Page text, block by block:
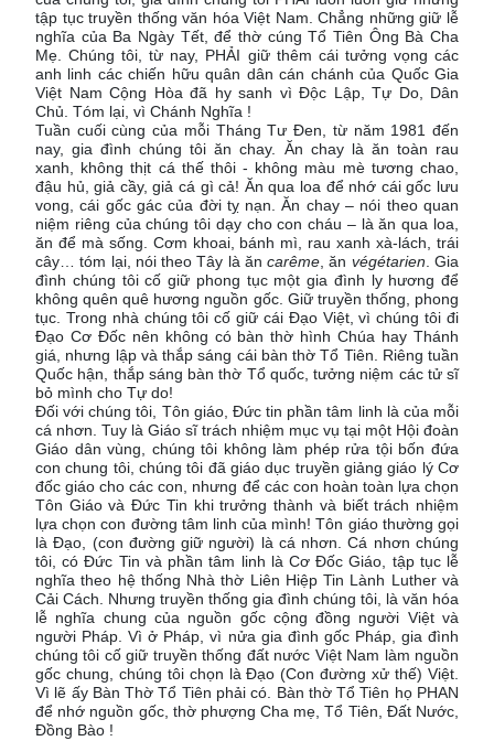
tập tục truyền thống văn hóa Việt Nam. Chẳng những giữ lễ
nghĩa của Ba Ngày Tết, để thờ cúng Tổ Tiên Ông Bà Cha
Mẹ. Chúng tôi, từ nay, PHẢI giữ thêm cái tưởng vọng các
anh linh các chiến hữu quân dân cán chánh của Quốc Gia
Việt Nam Cộng Hòa đã hy sanh vì Độc Lập, Tự Do, Dân
Chủ. Tóm lại, vì Chánh Nghĩa !
Tuần cuối cùng của mỗi Tháng Tư Đen, từ năm 1981 đến
nay, gia đình chúng tôi ăn chay. Ăn chay là ăn toàn rau
xanh, không thịt cá thế thôi - không màu mè tương chao,
đậu hủ, giả cầy, giả cá gì cả! Ăn qua loa để nhớ cái gốc lưu
vong, cái gốc gác của đời tỵ nạn. Ăn chay – nói theo quan
niệm riêng của chúng tôi dạy cho con cháu – là ăn qua loa,
ăn để mà sống. Cơm khoai, bánh mì, rau xanh xà-lách, trái
cây… tóm lại, nói theo Tây là ăncarême , ăn végétarien . Gia
đình chúng tôi cố giữ phong tục một gia đình ly hương để
không quên quê hương nguồn gốc. Giữ truyền thống, phong
tục. Trong nhà chúng tôi cố giữ cái Đạo Việt, vì chúng tôi đi
Đạo Cơ Đốc nên không có bàn thờ hình Chúa hay Thánh
giá, nhưng lập và thắp sáng cái bàn thờ Tổ Tiên. Riêng tuần
Quốc hận, thắp sáng bàn thờ Tổ quốc, tưởng niệm các tử sĩ
bỏ mình cho Tự do!
Đối với chúng tôi, Tôn giáo, Đức tin phần tâm linh là của mỗi
cá nhơn. Tuy là Giáo sĩ trách nhiệm mục vụ tại một Hội đoàn
Giáo dân vùng, chúng tôi không làm phép rửa tội bốn đứa
con chung tôi, chúng tôi đã giáo dục truyền giảng giáo lý Cơ
đốc giáo cho các con, nhưng để các con hoàn toàn lựa chọn
Tôn Giáo và Đức Tin khi trưởng thành và biết trách nhiệm
lựa chọn con đường tâm linh của mình! Tôn giáo thường gọi
là Đạo, (con đường giữ người) là cá nhơn. Cá nhơn chúng
tôi, có Đức Tin và phần tâm linh là Cơ Đốc Giáo, tập tục lễ
nghĩa theo hệ thống Nhà thờ Liên Hiệp Tin Lành Luther và
Cải Cách. Nhưng truyền thống gia đình chúng tôi, là văn hóa
lễ nghĩa chung của nguồn gốc cộng đồng người Việt và
người Pháp. Vì ở Pháp, vì nửa gia đình gốc Pháp, gia đình
chúng tôi cố giữ truyền thống đất nước Việt Nam làm nguồn
gốc chung, chúng tôi chọn là Đạo (Con đường xử thế) Việt.
Vì lẽ ấy Bàn Thờ Tổ Tiên phải có. Bàn thờ Tổ Tiên họ PHAN
để nhớ nguồn gốc, thờ phượng Cha mẹ, Tổ Tiên, Đất Nước,
Đồng Bào !